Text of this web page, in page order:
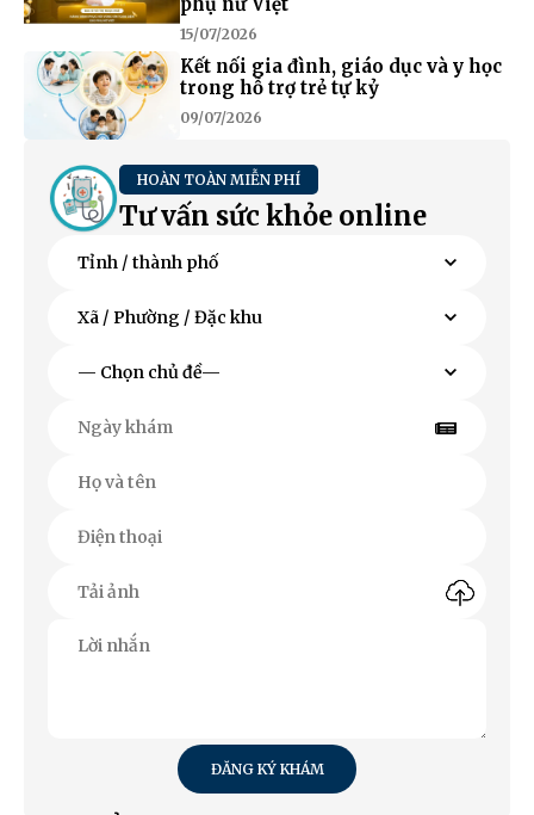
15/07/2026
Kết nối gia đình, giáo dục và y học
trong hỗ trợ trẻ tự kỷ
09/07/2026
HOÀN TOÀN MIỄN PHÍ
Tư vấn sức khỏe online
ĐĂNG KÝ KHÁM